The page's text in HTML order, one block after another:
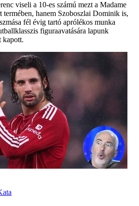
viseli a 10-es számú mezt a Madame
termében, hanem Szoboszlai Dominik is,
fél évig tartó aprólékos munka
figuraavatására lapunk
kapott.